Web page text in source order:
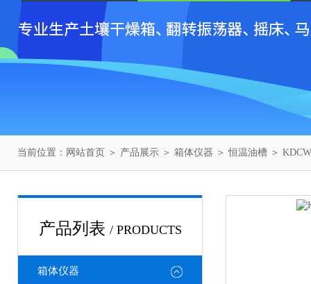
当前位置： 网站首页 ＞ 产品展示 ＞ 箱体仪器 ＞恒温油槽 ＞
产品列表 / PRODUCTS
箱体仪器